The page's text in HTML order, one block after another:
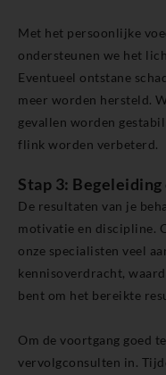
Met het persoonlijke
ondersteunen we het
Eventueel ontstane
meer worden hersteld.
gevallen worden
flink worden verbeterd.
Stap 3:
De resultaten van je
motivatie en discipline.
onze specialisten veel
kennisoverdracht,
bent om het bereikte
Om de voortgang goed
vervolgconsulten in.